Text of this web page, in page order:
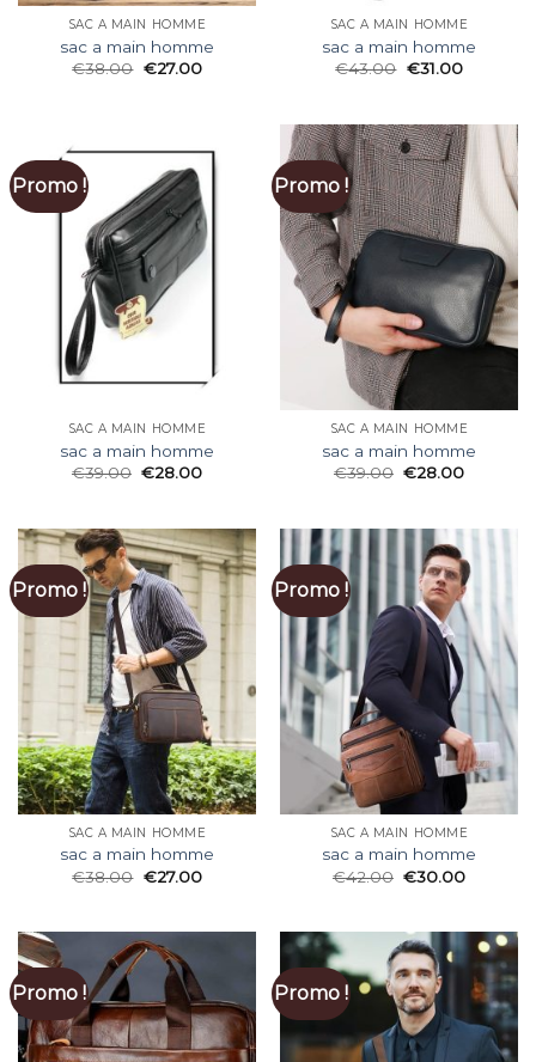
SAC A MAIN HOMME
sac a main homme
€38.00 €27.00
SAC A MAIN HOMME
sac a main homme
€43.00 €31.00
Promo !
SAC A MAIN HOMME
sac a main homme
€39.00 €28.00
Promo !
SAC A MAIN HOMME
sac a main homme
€39.00 €28.00
Promo !
SAC A MAIN HOMME
sac a main homme
€38.00 €27.00
Promo !
SAC A MAIN HOMME
sac a main homme
€42.00 €30.00
Promo ! Promo !